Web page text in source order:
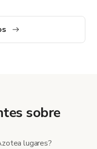
toda la ladera protegida
sobre
lugares?